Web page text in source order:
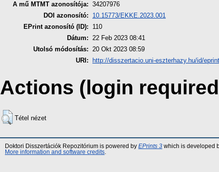
A mű MTMT azonosítója: 34207976
DOI azonosító:
10.15773/EKKE.2023.001
EPrint azonosító (ID):
110
Dátum: 22 Feb 2023 08:41
Utolsó módosítás: 20 Okt 2023 08:59
URI:
http://disszertacio.uni-eszterhazy.hu/id/
Actions (login
Tétel nézet
Doktori Disszertációk Repozitórium is powered by EPrints 3 which is developed
More information and software credits